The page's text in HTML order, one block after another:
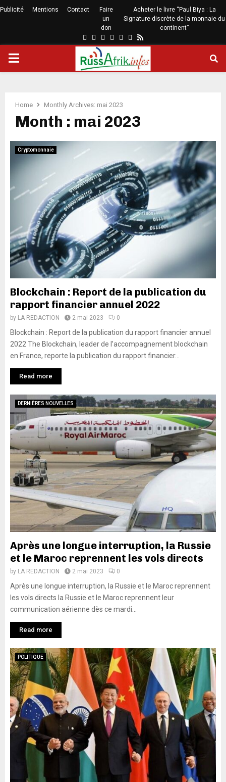
Publicité Mentions Contact
Faire
un
don
Acheter le livre “Paul Biya : La
Signature discrète de la monnaie du
continent”
Home Monthly Archives: mai 2023
Month : mai 2023
Cryptomonnaie
Blockchain : Report de la publication du
rapport financier annuel 2022
by LA REDACTION 2 mai 2023 0
Blockchain : Report de la publication du rapport financier annuel
2022 The Blockchain, leader de l’accompagnement blockchain
en France, reporte la publication du rapport financier...
Read more
DERNIÈRES NOUVELLES
Après une longue interruption, la Russie
et le Maroc reprennent les vols directs
by LA REDACTION 2 mai 2023 0
Après une longue interruption, la Russie et le Maroc reprennent
les vols directs la Russie et le Maroc reprennent leur
communication aérienne dès ce mardi...
Read more
POLITIQUE